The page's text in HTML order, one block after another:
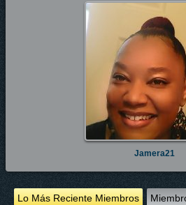
Jamera21
Lo Más Reciente Miembros